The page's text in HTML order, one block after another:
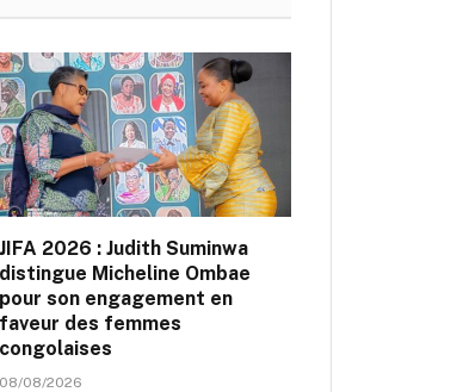
JIFA 2026 : Judith Suminwa
distingue Micheline Ombae
pour son engagement en
faveur des femmes
congolaises
08/08/2026